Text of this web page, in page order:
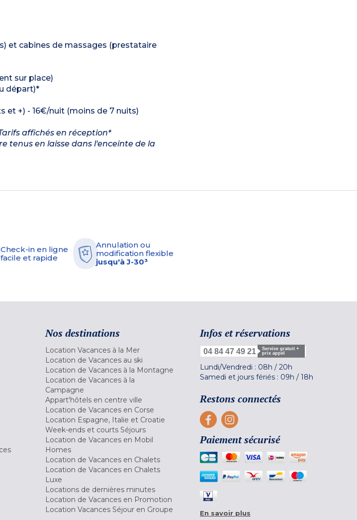
et cabines de massages (prestataire
sur place)
départ)*
et +) - 16€/nuit (moins de 7 nuits)
affichés en réception*
tenus en laisse dans l'enceinte de la
Check-in en ligne
facile et rapide
Annulation ou
modification flexible
jusqu'à J-30³
Nos destinations
Location Vacances à la Mer
Location de Vacances au ski
Location de Vacances à la Montagne
Location de Vacances à la
Campagne
Appart'hôtels en centre ville
Location de Vacances en Corse
Location Espagne, Italie et Croatie
Week-ends et courts Séjours
Location de Vacances en Mobil
Homes
Location de Vacances en Chalets
Location de Vacances en Chalets
Luxe
Locations de dernières minutes
Location de Vacances en Promotion
Location Vacances Séjour en Groupe
Infos et réservations
04 84 47 49 21
Service gratuit +
prix appel
Lundi/Vendredi : 08h / 20h
Samedi et jours fériés : 09h / 18h
Restons connectés
Paiement sécurisé
En savoir plus